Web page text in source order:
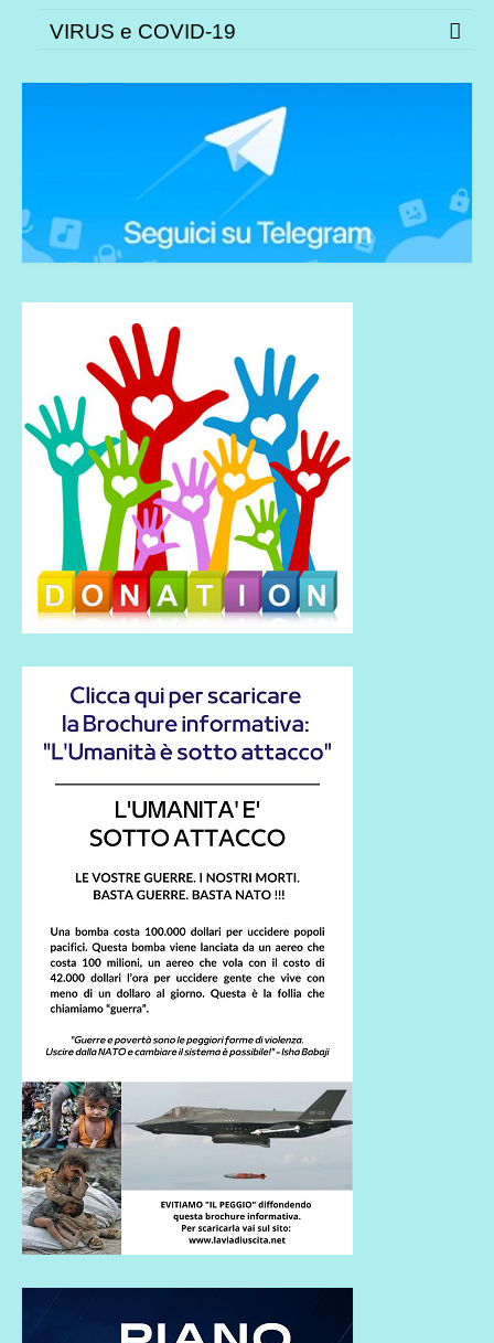
VIRUS e COVID-19